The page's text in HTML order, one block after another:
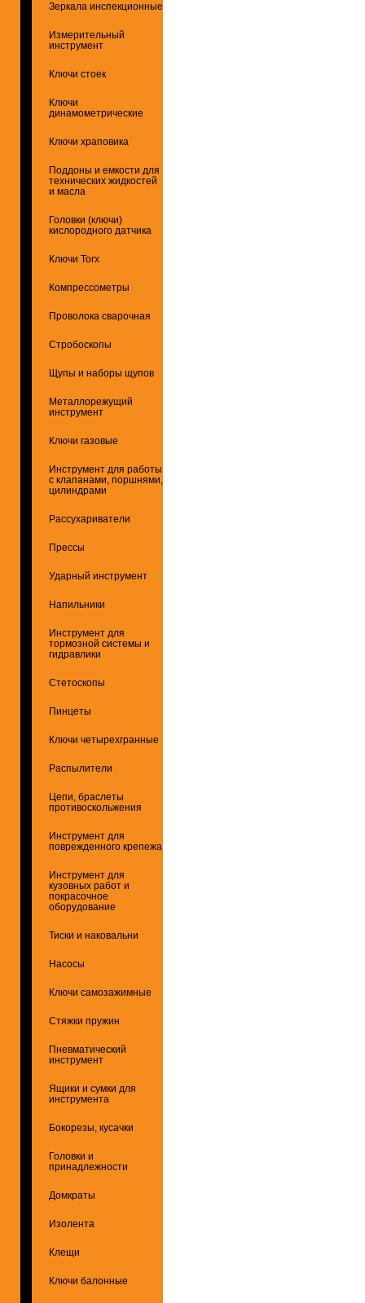
Зеркала инспекционные
Измерительный
инструмент
Ключи стоек
Ключи
динамометрические
Ключи храповика
Поддоны и емкости для
технических жидкостей
и масла
Головки (ключи)
кислородного датчика
Ключи Torx
Компрессометры
Проволока сварочная
Стробоскопы
Щупы и наборы щупов
Металлорежущий
инструмент
Ключи газовые
Инструмент для работы
с клапанами, поршнями,
цилиндрами
Рассухариватели
Прессы
Ударный инструмент
Напильники
Инструмент для
тормозной системы и
гидравлики
Стетоскопы
Пинцеты
Ключи четырехгранные
Распылители
Цепи, браслеты
противоскольжения
Инструмент для
поврежденного крепежа
Инструмент для
кузовных работ и
покрасочное
оборудование
Тиски и наковальни
Насосы
Ключи самозажимные
Стяжки пружин
Пневматический
инструмент
Ящики и сумки для
инструмента
Бокорезы, кусачки
Головки и
принадлежности
Домкраты
Изолента
Клещи
Ключи балонные